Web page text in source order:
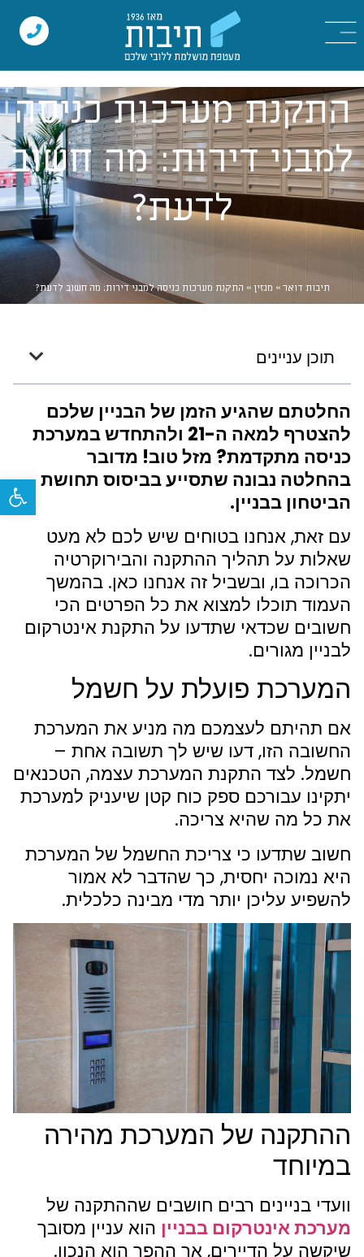
התקנת מערכות כניסה
למבני דירות: מה חשוב
לדעת?
תיבות דואר» מגזין » התקנת מערכות כניסה למבני דירות: מה חשוב לדעת?
תוכן עניינים
החלטתם שהגיע הזמן של הבניין שלכם
להצטרף למאה ה-21 ולהתחדש במערכת
כניסה מתקדמת? מזל טוב! מדובר
בהחלטה נבונה שתסייע בביסוס תחושת
הביטחון בבניין.
עם זאת, אנחנו בטוחים שיש לכם לא מעט
שאלות על תהליך ההתקנה והבירוקרטיה
הכרוכה בו, ובשביל זה אנחנו כאן. בהמשך
העמוד תוכלו למצוא את כל הפרטים הכי
חשובים שכדאי שתדעו על התקנת אינטרקום
לבניין מגורים.
המערכת פועלת על חשמל
אם תהיתם לעצמכם מה מניע את המערכת
החשובה הזו, דעו שיש לך תשובה אחת –
חשמל. לצד התקנת המערכת עצמה, הטכנאים
יתקינו עבורכם ספק כוח קטן שיעניק למערכת
את כל מה שהיא צריכה.
חשוב שתדעו כי צריכת החשמל של המערכת
היא נמוכה יחסית, כך שהדבר לא אמור
להשפיע עליכן יותר מדי מבינה כלכלית.
ההתקנה של המערכת מהירה
במיוחד
וועדי בניינים רבים חושבים שההתקנה של
מערכת אינטרקום בבניין הוא עניין מסובך
שיקשה על הדיירים, אך ההפך הוא הנכון.